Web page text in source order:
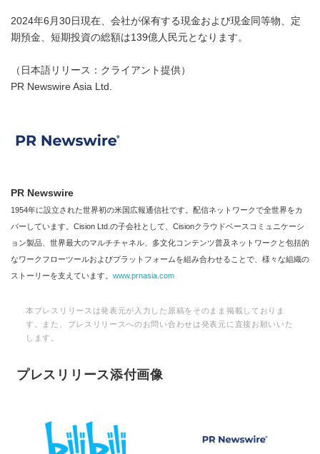
2024年6月30日現在、会社が保有する現金および現金同等物、定
期預金、短期投資の総額は139億人民元となります。
（日本語リリース：クライアント提供）
PR Newswire Asia Ltd.
PR Newswire
1954年に設立された世界初の米国広報通信社です。配信ネットワークで全世界をカ
バーしています。Cision Ltd.の子会社として、Cisionクラウドベースコミュニケーシ
ョン製品、世界最大のマルチチャネル、多文化コンテンツ普及ネットワークと包括的
なワークフローツールおよびプラットフォームを組み合わせることで、様々な組織の
ストーリーを支えています。 www.prnasia.com
本プレスリリースは発表元が入力した原稿をそのまま掲載しておりま
す。また、プレスリリースへのお問い合わせは発表元に直接お願いいた
します。
プレスリリース添付画像